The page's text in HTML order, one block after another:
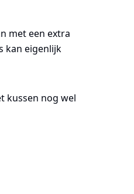
met een extra
kan eigenlijk
kussen nog wel